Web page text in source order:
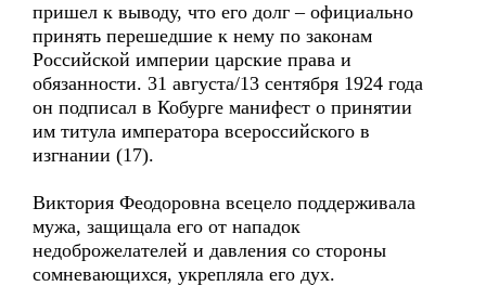
пришел к выводу, что его долг – официально
принять перешедшие к нему по законам
Российской империи царские права и
обязанности. 31 августа/13 сентября 1924 года
он подписал в Кобурге манифест о принятии
им титула императора всероссийского в
изгнании (17).
Виктория Феодоровна всецело поддерживала
мужа, защищала его от нападок
недоброжелателей и давления со стороны
сомневающихся, укрепляла его дух.